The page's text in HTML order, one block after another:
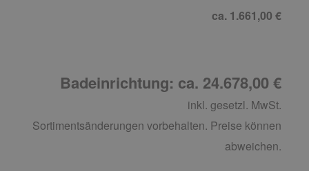
ca. 1.661,00 €
Badeinrichtung: ca. 24.678,00 €
inkl. gesetzl. MwSt.
Sortimentsänderungen vorbehalten. Preise können
abweichen.